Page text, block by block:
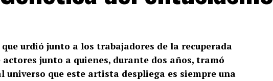
urdió junto a los trabajadores de la recuperada
junto a quienes, durante dos años, tramó
universo que este artista despliega es siempre una